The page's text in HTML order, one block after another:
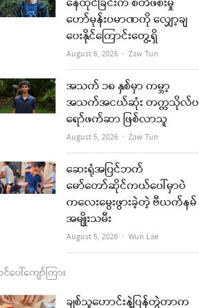
o
g
m
b
e
ဟော်မုန်းပမာဏကို လျှော့ချ
ပေးနိုင်ကြောင်းတွေ့ရှိ
August 6, 2026 Author
Zaw Tun
အသက် ၁၈ နှစ်မှာ ကမ္ဘာ့
အသက်အငယ်ဆုံး တက္ကသိုလ်ပ
ရော်ဖက်ဆာ ဖြစ်လာသူ
August 5, 2026 Author
Zaw Tun
ဆေးရုံအပြင်ဘက်
မော်တော်ဆိုင်ကယ်ပေါ်မှာပဲ
ကလေးမွေးဖွားခဲ့တဲ့ ဗီယက်နမ်
အမျိုးသမီး
August 5, 2026 Author
Wun Lae
ပေါ်ကျော်ကြား
ချစ်သူဟောင်းနဲ့ပြန်တွဲတာက